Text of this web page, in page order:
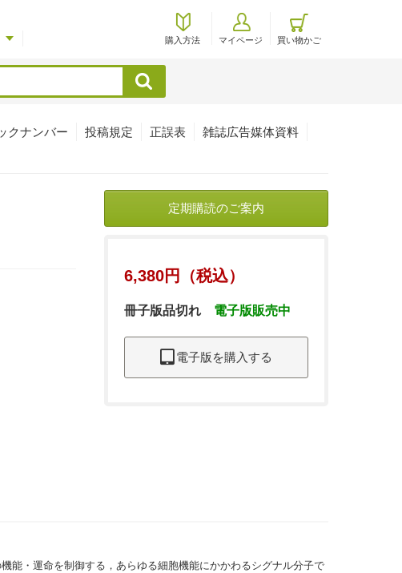
購入方法 マイページ 買い物かご
検索
クナンバー 投稿規定 正誤表 雑誌広告媒体資料
定期購読のご案内
6,380円（税込）
冊子版品切れ 電子版販売中
電子版を購入する
能・運命を制御する，あらゆる細胞機能にかかわるシグナル分子で